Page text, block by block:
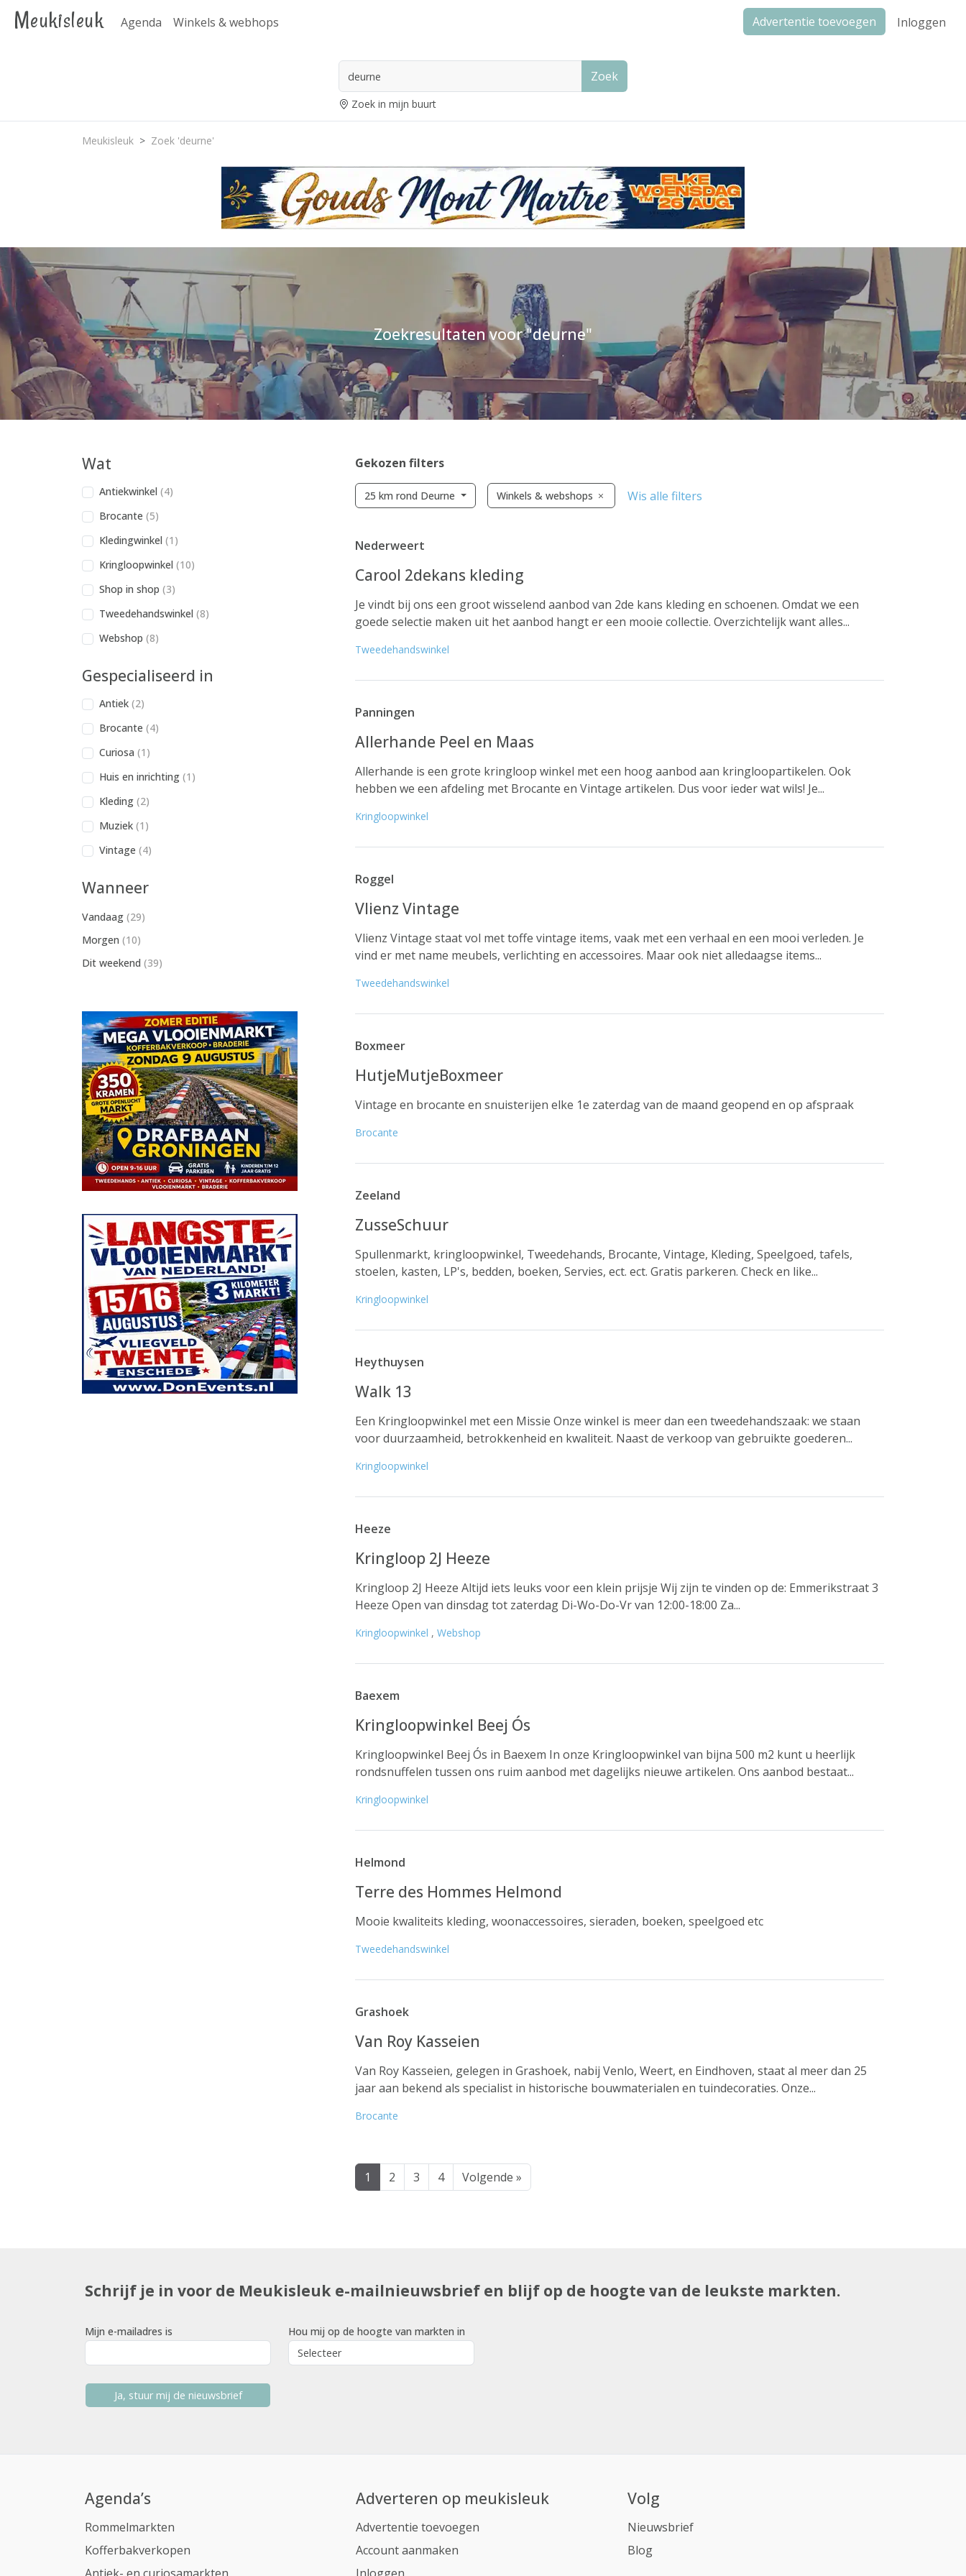
Meukisleuk Agenda Winkels & webhops Advertentie toevoegen Inloggen
Zoek
Zoek in mijn buurt
Meukisleuk Zoek 'deurne'
Zoekresultaten voor "deurne"
Wat
Antiekwinkel (4)
Brocante (5)
Kledingwinkel (1)
Kringloopwinkel (10)
Shop in shop (3)
Tweedehandswinkel (8)
Webshop (8)
Gespecialiseerd in
Antiek (2)
Brocante (4)
Curiosa (1)
Huis en inrichting (1)
Kleding (2)
Muziek (1)
Vintage (4)
Wanneer
Vandaag (29)
Morgen (10)
Dit weekend (39)
Gekozen filters
25 km rond Deurne Winkels & webshops Wis alle filters
Nederweert
Carool 2dekans kleding
Je vindt bij ons een groot wisselend aanbod van 2de kans kleding en schoenen. Omdat we een
goede selectie maken uit het aanbod hangt er een mooie collectie. Overzichtelijk want alles...
Tweedehandswinkel
Panningen
Allerhande Peel en Maas
Allerhande is een grote kringloop winkel met een hoog aanbod aan kringloopartikelen. Ook
hebben we een afdeling met Brocante en Vintage artikelen. Dus voor ieder wat wils! Je...
Kringloopwinkel
Roggel
Vlienz Vintage
Vlienz Vintage staat vol met toffe vintage items, vaak met een verhaal en een mooi verleden. Je
vind er met name meubels, verlichting en accessoires. Maar ook niet alledaagse items...
Tweedehandswinkel
Boxmeer
HutjeMutjeBoxmeer
Vintage en brocante en snuisterijen elke 1e zaterdag van de maand geopend en op afspraak
Brocante
Zeeland
ZusseSchuur
Spullenmarkt, kringloopwinkel, Tweedehands, Brocante, Vintage, Kleding, Speelgoed, tafels,
stoelen, kasten, LP's, bedden, boeken, Servies, ect. ect. Gratis parkeren. Check en like...
Kringloopwinkel
Heythuysen
Walk 13
Een Kringloopwinkel met een Missie Onze winkel is meer dan een tweedehandszaak: we staan
voor duurzaamheid, betrokkenheid en kwaliteit. Naast de verkoop van gebruikte goederen...
Kringloopwinkel
Heeze
Kringloop 2J Heeze
Kringloop 2J Heeze Altijd iets leuks voor een klein prijsje Wij zijn te vinden op de: Emmerikstraat 3
Heeze Open van dinsdag tot zaterdag Di-Wo-Do-Vr van 12:00-18:00 Za...
Kringloopwinkel , Webshop
Baexem
Kringloopwinkel Beej Ós
Kringloopwinkel Beej Ós in Baexem In onze Kringloopwinkel van bijna 500 m2 kunt u heerlijk
rondsnuffelen tussen ons ruim aanbod met dagelijks nieuwe artikelen. Ons aanbod bestaat...
Kringloopwinkel
Helmond
Terre des Hommes Helmond
Mooie kwaliteits kleding, woonaccessoires, sieraden, boeken, speelgoed etc
Tweedehandswinkel
Grashoek
Van Roy Kasseien
Van Roy Kasseien, gelegen in Grashoek, nabij Venlo, Weert, en Eindhoven, staat al meer dan 25
jaar aan bekend als specialist in historische bouwmaterialen en tuindecoraties. Onze...
Brocante
1 2 3 4 Volgende »
Schrijf je in voor de Meukisleuk e-mailnieuwsbrief en blijf op de hoogte van de leukste markten.
Mijn e-mailadres is Hou mij op de hoogte van markten in
Ja, stuur mij de nieuwsbrief
Agenda’s
Rommelmarkten
Kofferbakverkopen
Adverteren op meukisleuk
Advertentie toevoegen
Account aanmaken
Volg
Nieuwsbrief
Blog